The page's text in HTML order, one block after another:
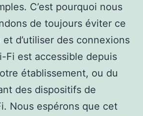
C’est pourquoi nous
de toujours éviter ce
d’utiliser des connexions
Fi est accessible depuis
établissement, ou du
des dispositifs de
Nous espérons que cet